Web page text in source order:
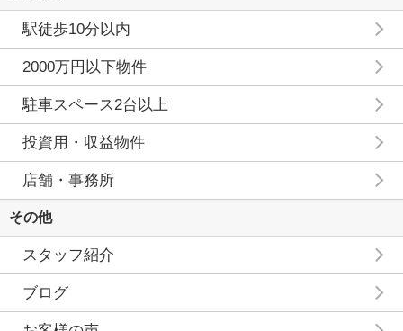
駅徒歩10分以内
2000万円以下物件
駐車スペース2台以上
投資用・収益物件
店舗・事務所
その他
スタッフ紹介
ブログ